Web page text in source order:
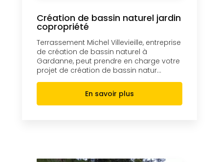
Création de bassin naturel jardin
copropriété
Terrassement Michel Villevieille, entreprise
de création de bassin naturel à
Gardanne, peut prendre en charge votre
projet de création de bassin natur...
En savoir plus